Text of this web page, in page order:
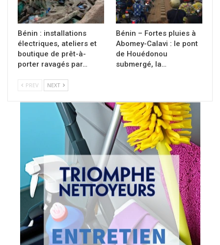
Bénin : installations
électriques, ateliers et
boutique de prêt-à-
porter ravagés par…
Bénin – Fortes pluies à
Abomey-Calavi : le pont
de Houédonou
submergé, la…
PREV NEXT